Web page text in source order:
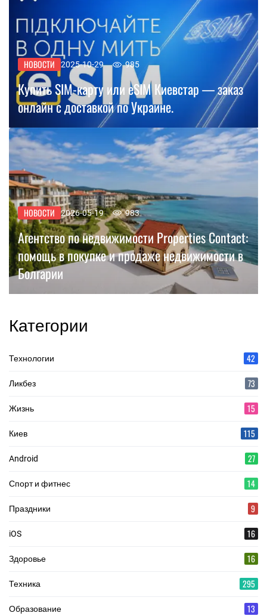
НОВОСТИ 2025-10-29 985
Купить SIM-карту или eSIM Киевстар — заказ
онлайн с доставкой по Украине.
НОВОСТИ 2026-05-19 983
Агентство по недвижимости Properties Contact:
помощь в покупке и продаже недвижимости в
Болгарии
Категории
Технологии 42
Ликбез 73
Жизнь 15
Киев 115
Android 27
Спорт и фитнес 14
Праздники 9
iOS 16
Здоровье 16
Техника 295
Образование 13